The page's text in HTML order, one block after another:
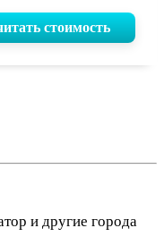
стоимость
и другие города